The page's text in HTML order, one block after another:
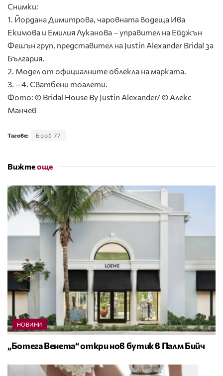
Снимки:
1. Йордана Димитрова, чаровната водеща Ива
Екимова и Емилия Луканова – управител на Ейджън
Фешън груп, представител на Justin Alexander Bridal за
България.
2. Модел от официалните облекла на марката.
3. – 4. Сватбени тоалети.
Фото: © Bridal House By Justin Alexander/ © Алекс
Манчев
Тагове: Брой 77
Вижтеоще
НОВИНИ
„Ботега Венета“ откри нов бутик в Палм Бийч